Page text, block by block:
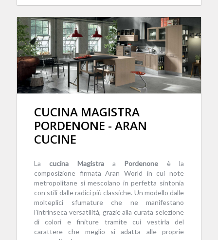
CUCINA MAGISTRA
PORDENONE - ARAN
CUCINE
Lacucina Magistraa Pordenone è la
composizione firmata Aran World in cui note
metropolitane si mescolano in perfetta sintonia
con stili dalle radici più classiche. Un modello dalle
molteplici sfumature che ne manifestano
l’intrinseca versatilità, grazie alla curata selezione
di colori e finiture tramite cui vestirla del
carattere che meglio si adatta alle proprie